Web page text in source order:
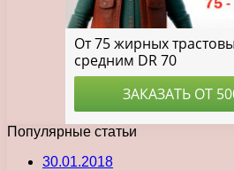
Популярные статьи
30.01.2018